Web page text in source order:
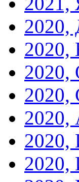
2020,
2020,
2020,
2020,
2020,
2020,